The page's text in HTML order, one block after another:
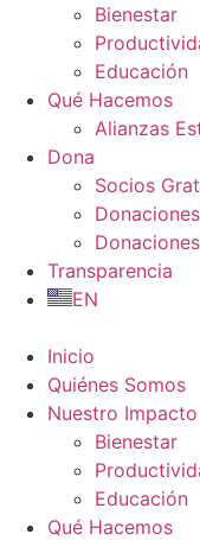
Bienestar
Educación
Qué Hacemos
Alianzas
Dona
Socios
Transparencia
EN
Inicio
Quiénes Somos
Nuestro Impacto
Bienestar
Educación
Qué Hacemos